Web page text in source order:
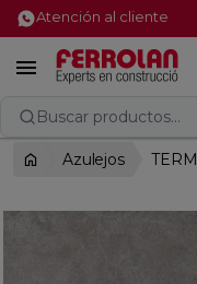
Atención al cliente

Buscar productos...
Azulejos